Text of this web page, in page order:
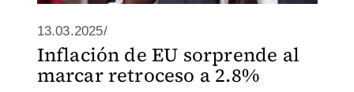
13.03.2025/
Inflación de EU sorprende al
marcar retroceso a 2.8%